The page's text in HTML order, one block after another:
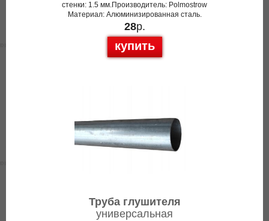
стенки: 1.5 мм.Производитель: Polmostrow
Материал: Алюминизированная сталь.
28р.
купить
Труба глушителя
универсальная